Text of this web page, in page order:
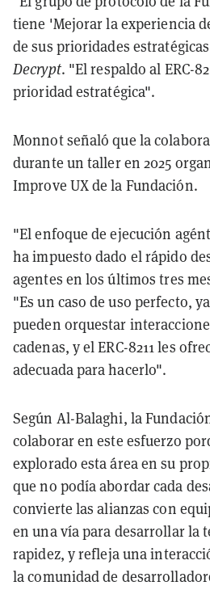
tiene 'Mejorar la experiencia
de sus prioridades
Decrypt. "El respaldo al ERC-
prioridad estratégica".
Monnot señaló que la
durante un taller en 2025
Improve UX de la Fundación.
"El enfoque de ejecución
ha impuesto dado el rápido
agentes en los últimos tres
"Es un caso de uso perfecto,
pueden orquestar
cadenas, y el ERC-8211 les
adecuada para hacerlo".
Según Al-Balaghi, la
colaborar en este esfuerzo
explorado esta área en su
que no podía abordar cada
convierte las alianzas con
en una vía para desarrollar la
rapidez, y refleja una
la comunidad de